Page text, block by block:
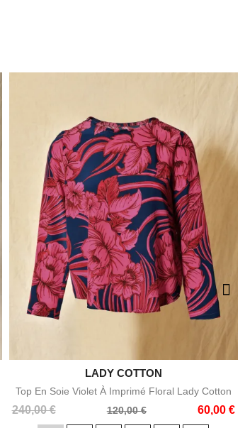
Aperçu rapide
LADY COTTON
Top En Soie Violet À Imprimé Floral Lady Cotton
240,00 €
Prix
120,00 € 60,00 €
Prix